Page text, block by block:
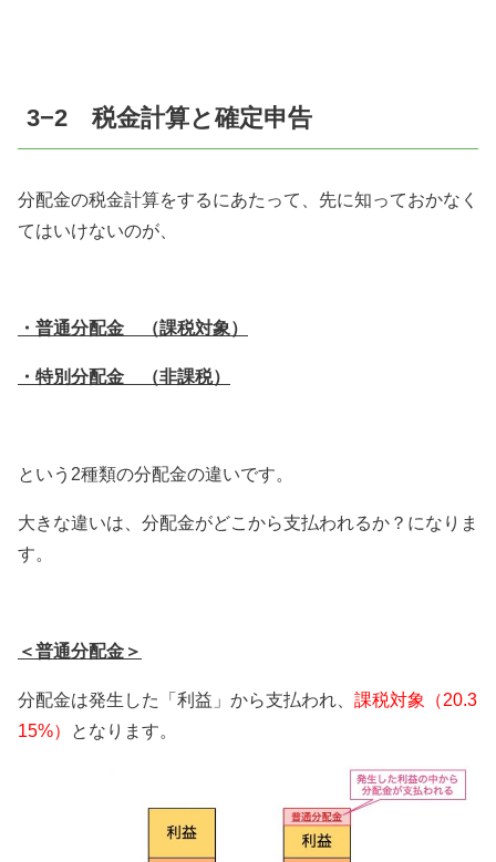
3−2 税金計算と確定申告
分配金の税金計算をするにあたって、先に知っておかなく
てはいけないのが、
・普通分配金 （課税対象）
・特別分配金 （非課税）
という 2種類の分配金の違いです。
大きな違いは、分配金がどこから支払われるか？になりま
す。
＜普通分配金＞
分配金は発生した「利益」から支払われ、 課税対象（20.3
15%）
となります。